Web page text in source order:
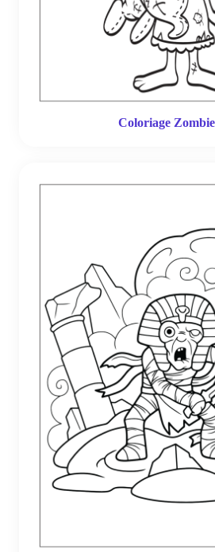
Coloriage